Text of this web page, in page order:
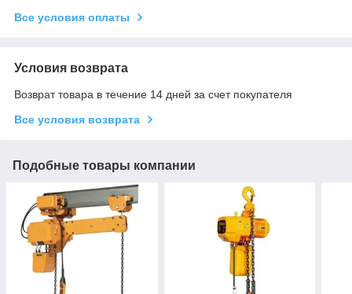
Все условия оплаты
Условия возврата
Возврат товара в течение 14 дней за счет покупателя
Все условия возврата
Подобные товары компании